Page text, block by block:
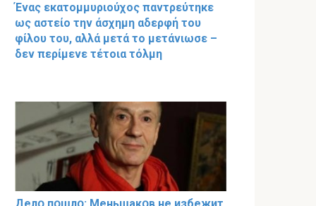
Ένας εκατομμυριούχος παντρεύτηκε
ως αστείο την άσχημη αδερφή του
φίλου του, αλλά μετά το μετάνιωσε –
δεν περίμενε τέτοια τόλμη